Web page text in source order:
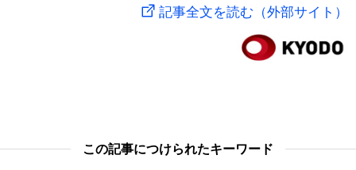
記事全文を読む（外部サイト）
この記事につけられたキーワード